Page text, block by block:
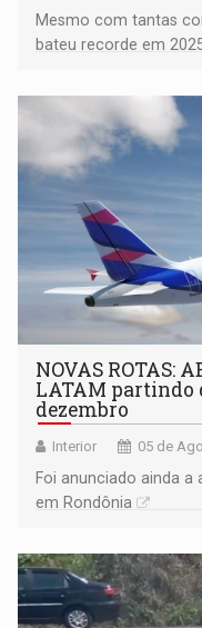
Mesmo com tantas
bateu recorde em
NOVAS ROTAS:
LATAM partindo
dezembro
Interior 05 de
Foi anunciado ainda a
em Rondônia